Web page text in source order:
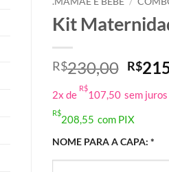
Kit
R$230,00 O
era:
R$
2x de
R$
107,50 sem juros
R$
208,55 com PIX
NOME PARA A CAPA: *